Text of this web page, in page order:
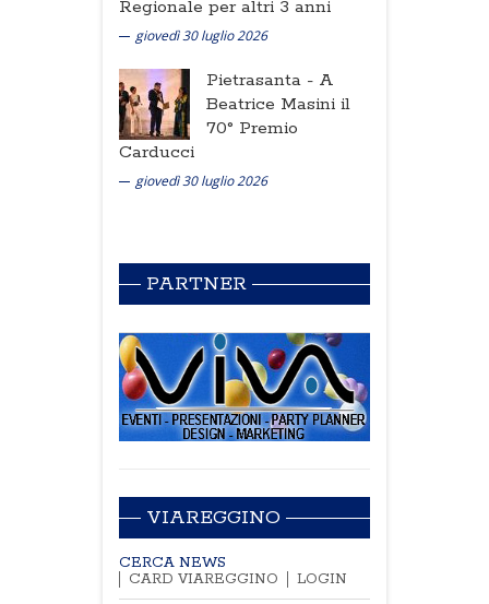
Regionale per altri 3 anni
giovedì 30 luglio 2026
Pietrasanta - A
Beatrice Masini il
70° Premio
Carducci
giovedì 30 luglio 2026
PARTNER
VIAREGGINO
CERCA NEWS
CARD VIAREGGINO
LOGIN